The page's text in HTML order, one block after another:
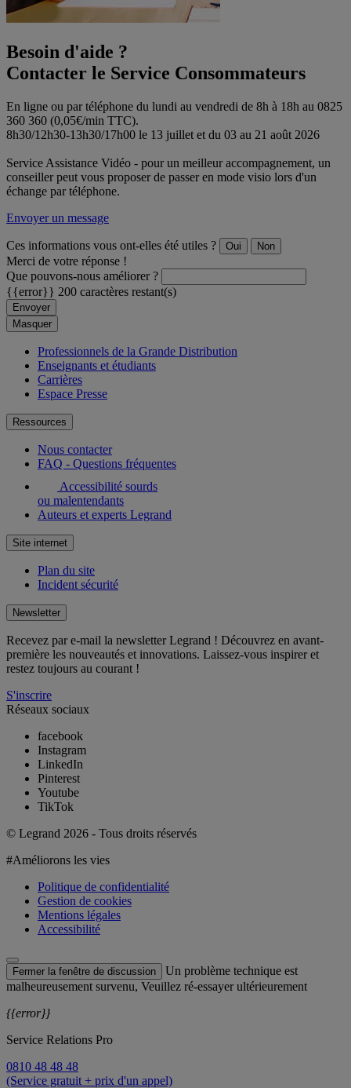
Besoin d'aide ?
Contacter le Service Consommateurs
En ligne ou par téléphone du lundi au vendredi de 8h à 18h au 0825
360 360 (0,05€/min TTC).
8h30/12h30-13h30/17h00 le 13 juillet et du 03 au 21 août 2026
Service Assistance Vidéo - pour un meilleur accompagnement, un
conseiller peut vous proposer de passer en mode visio lors d'un
échange par téléphone.
Envoyer un message
Ces informations vous ont-elles été utiles ? Oui Non
Merci de votre réponse !
Que pouvons-nous améliorer ?
{{error}} 200 caractères restant(s)
Envoyer
Masquer
Professionnels de la Grande Distribution
Enseignants et étudiants
Carrières
Espace Presse
Ressources
Nous contacter
FAQ - Questions fréquentes
Accessibilité sourds
ou malentendants
Auteurs et experts Legrand
Site internet
Plan du site
Incident sécurité
Newsletter
Recevez par e-mail la newsletter Legrand ! Découvrez en avant-
première les nouveautés et innovations. Laissez-vous inspirer et
restez toujours au courant !
S'inscrire
Réseaux sociaux
facebook
Instagram
LinkedIn
Pinterest
Youtube
TikTok
© Legrand 2026 - Tous droits réservés
#Améliorons les vies
Politique de confidentialité
Gestion de cookies
Mentions légales
Accessibilité
Fermer la fenêtre de discussion
Un problème technique est
malheureusement survenu, Veuillez ré-essayer ultérieurement
{{error}}
Service Relations Pro
0810 48 48 48
(Service gratuit + prix d'un appel)